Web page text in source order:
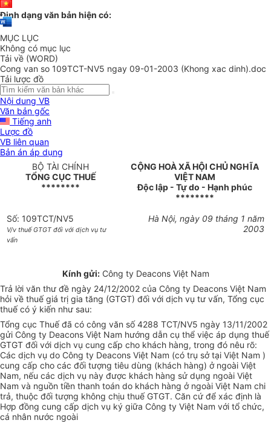
Định dạng văn bản hiện có:
MỤC LỤC
Không có mục lục
Tải về (WORD)
Cong van so 109TCT-NV5 ngay 09-01-2003 (Khong xac dinh).doc
Tải lược đồ
Nội dung VB
Văn bản gốc
Tiếng anh
Lược đồ
VB liên quan
Bản án áp dụng
BỘ TÀI CHÍNH
TỔNG CỤC THUẾ
********
CỘNG HOÀ XÃ HỘI CHỦ NGHĨA
VIỆT NAM
Độc lập - Tự do - Hạnh phúc
********
Số: 109TCT/NV5
V/v thuế GTGT đối với dịch vụ tư
vấn
Hà Nội, ngày 09 tháng 1 năm
2003
Kính gửi:Công ty Deacons Việt Nam
Trả lời văn thư đề ngày 24/12/2002 của Công ty Deacons Việt Nam
hỏi về thuế giá trị gia tăng (GTGT) đối với dịch vụ tư vấn, Tổng cục
thuế có ý kiến như sau:
Tổng cục Thuế đã có công văn số 4288 TCT/NV5 ngày 13/11/2002
gửi Công ty Deacons Việt Nam hướng dẫn cụ thể việc áp dụng thuế
GTGT đối với dịch vụ cung cấp cho khách hàng, trong đó nêu rõ:
Các dịch vụ do Công ty Deacons Việt Nam (có trụ sở tại Việt Nam )
cung cấp cho các đối tượng tiêu dùng (khách hàng) ở ngoài Việt
Nam, nếu các dịch vụ này được khách hàng sử dụng ngoài Việt
Nam và nguồn tiền thanh toán do khách hàng ở ngoài Việt Nam chi
trả, thuộc đối tượng không chịu thuế GTGT. Căn cứ để xác định là
Hợp đồng cung cấp dịch vụ ký giữa Công ty Việt Nam với tổ chức,
cá nhân nước ngoài